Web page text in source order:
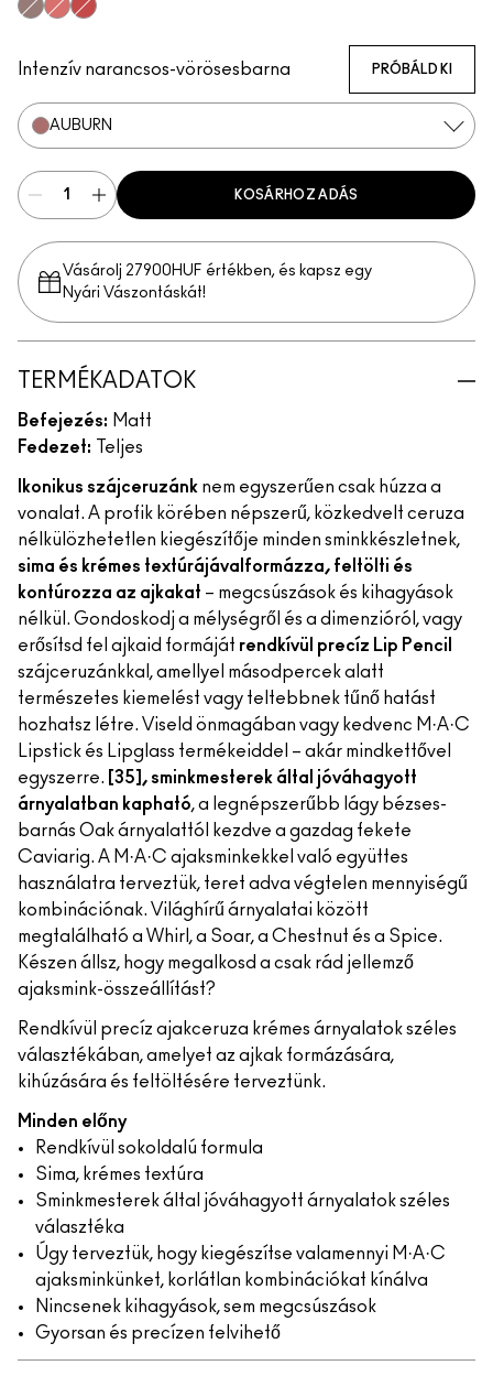
Nightmoth
PlumVinoMagenta
Intenzív narancsos-vörösesbarna PRÓBÁLD KI
AUBURN
KOSÁRHOZ ADÁS
Vásárolj 27900HUF értékben, és kapsz egy
Nyári Vászontáskát!
TERMÉKADATOK
Befejezés: Matt
Fedezet:
Teljes
Ikonikus szájceruzánk nem egyszerűen csak húzza a
vonalat. A profik körében népszerű, közkedvelt ceruza
nélkülözhetetlen kiegészítője minden sminkkészletnek,
sima és krémes textúrájával formázza, feltölti és
kontúrozza az ajkakat – megcsúszások és kihagyások
nélkül. Gondoskodj a mélységről és a dimenzióról, vagy
erősítsd fel ajkaid formáját rendkívül precíz Lip Pencil
szájceruzánkkal, amellyel másodpercek alatt
természetes kiemelést vagy teltebbnek tűnő hatást
hozhatsz létre. Viseld önmagában vagy kedvenc M·A·C
Lipstick és Lipglass termékeiddel – akár mindkettővel
egyszerre.
[35], sminkmesterek által jóváhagyott
árnyalatban kapható, a legnépszerűbb lágy bézses-
barnás Oak árnyalattól kezdve a gazdag fekete
Caviarig. A M·A·C ajaksminkekkel való együttes
használatra terveztük, teret adva végtelen mennyiségű
kombinációnak. Világhírű árnyalatai között
megtalálható a Whirl, a Soar, a Chestnut és a Spice.
Készen állsz, hogy megalkosd a csak rád jellemző
ajaksmink-összeállítást?
Rendkívül precíz ajakceruza krémes árnyalatok széles
választékában, amelyet az ajkak formázására,
kihúzására és feltöltésére terveztünk.
Minden előny
Rendkívül sokoldalú formula
Sima, krémes textúra
Sminkmesterek által jóváhagyott árnyalatok széles
választéka
Úgy terveztük, hogy kiegészítse valamennyi M·A·C
ajaksminkünket, korlátlan kombinációkat kínálva
Nincsenek kihagyások, sem megcsúszások
Gyorsan és precízen felvihető